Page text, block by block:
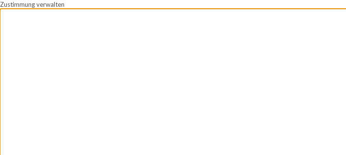
Zustimmung verwalten